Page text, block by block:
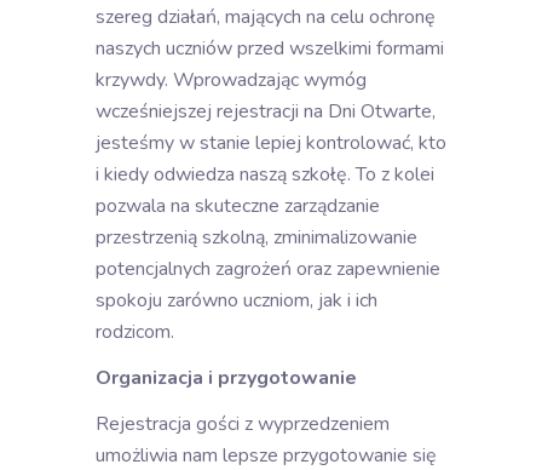
szereg działań, mających na celu ochronę
naszych uczniów przed wszelkimi formami
krzywdy. Wprowadzając wymóg
wcześniejszej rejestracji na Dni Otwarte,
jesteśmy w stanie lepiej kontrolować, kto
i kiedy odwiedza naszą szkołę. To z kolei
pozwala na skuteczne zarządzanie
przestrzenią szkolną, zminimalizowanie
potencjalnych zagrożeń oraz zapewnienie
spokoju zarówno uczniom, jak i ich
rodzicom.
Organizacja i przygotowanie
Rejestracja gości z wyprzedzeniem
umożliwia nam lepsze przygotowanie się